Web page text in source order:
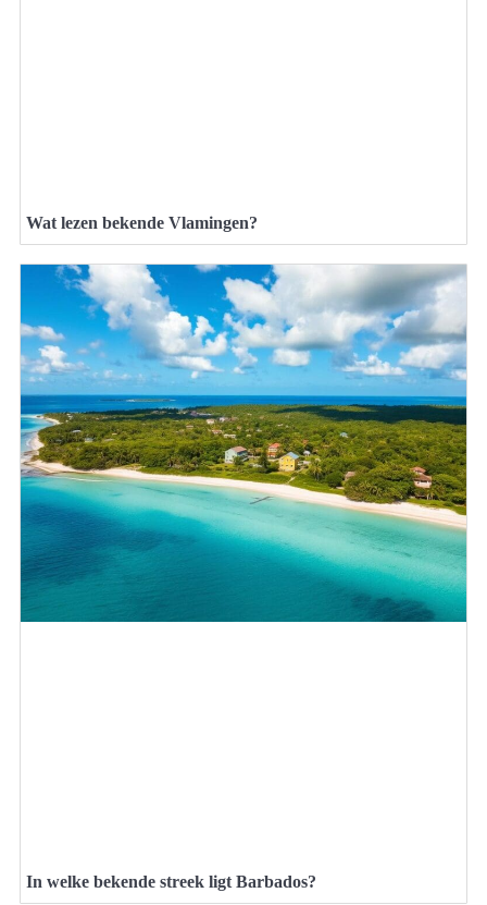
Wat lezen bekende Vlamingen?
In welke bekende streek ligt Barbados?